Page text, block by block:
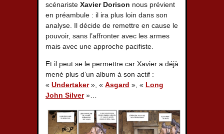
scénariste Xavier Dorison nous prévient
en préambule : il ira plus loin dans son
analyse. Il décide de remettre en cause le
pouvoir, sans l’affronter avec les armes
mais avec une approche pacifiste.
Et il peut se le permettre car Xavier a déjà
mené plus d’un album à son actif :
« Undertaker», « Asgard », « Long
John Silver»…